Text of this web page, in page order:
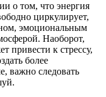
о том, что энергия
циркулирует,
эмоциональным
Наоборот,
привести к стрессу,
более
важно следовать